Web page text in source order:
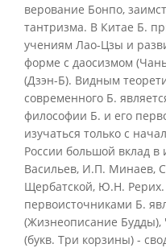
верование Бонпо,
тантризма. В Китае Б.
учениям Лао-Цзы и
форме с даосизмом
(Дзэн-Б). Видным
современного Б.
философии Б. и его
изучаться только с
России большой вклад
Васильев, И.П. Минаев,
Щербатской, Ю.Н.
первоисточниками Б.
(Жизнеописание Будды),
(букв. Три корзины) -